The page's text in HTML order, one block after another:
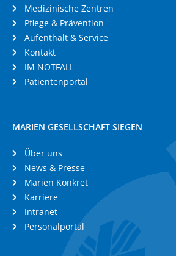
Medizinische Zentren
Pflege & Prävention
Aufenthalt & Service
Kontakt
IM NOTFALL
Patientenportal
MARIEN GESELLSCHAFT SIEGEN
Über uns
News & Presse
Marien Konkret
Karriere
Intranet
Personalportal